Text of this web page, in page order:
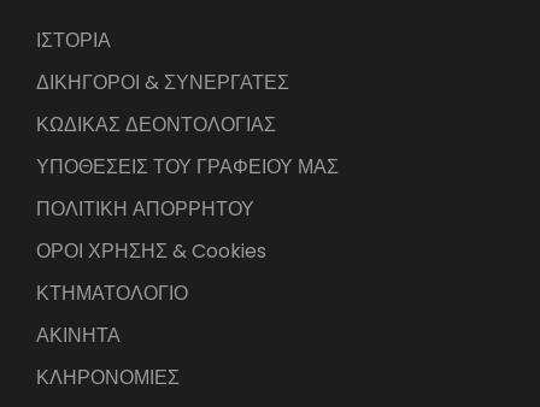
ΙΣΤΟΡΙΑ
ΔΙΚΗΓΟΡΟΙ & ΣΥΝΕΡΓΑΤΕΣ
ΚΩΔΙΚΑΣ ΔΕΟΝΤΟΛΟΓΙΑΣ
ΥΠΟΘΕΣΕΙΣ ΤΟΥ ΓΡΑΦΕΙΟΥ ΜΑΣ
ΠΟΛΙΤΙΚΗ ΑΠΟΡΡΗΤΟΥ
ΟΡΟΙ ΧΡΗΣΗΣ & Cookies
ΚΤΗΜΑΤΟΛΟΓΙΟ
ΑΚΙΝΗΤΑ
ΚΛΗΡΟΝΟΜΙΕΣ